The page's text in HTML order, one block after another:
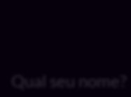
Qual seu nome?